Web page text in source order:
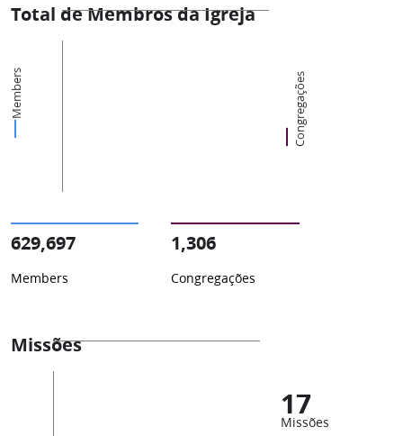
Total de Membros da Igreja
Members Congregações
629,697
Members
1,306
Congregações
Missões
17
Missões